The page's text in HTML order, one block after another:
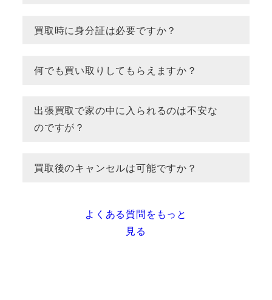
買取時に身分証は必要ですか？
何でも買い取りしてもらえますか？
出張買取で家の中に入られるのは不安な
のですが？
買取後のキャンセルは可能ですか？
よくある質問をもっと
見る